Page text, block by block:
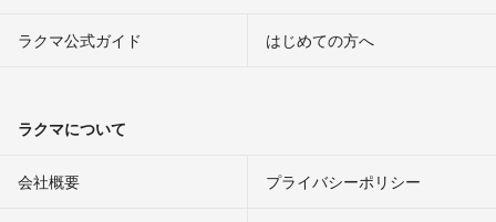
ラクマ公式ガイド はじめての方へ
ラクマについて
会社概要 プライバシーポリシー